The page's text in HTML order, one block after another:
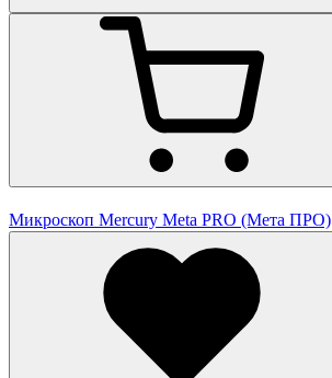
Микроскоп Mercury Meta PRO (Мета ПРО)